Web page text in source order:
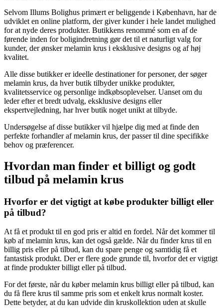
Selvom Illums Bolighus primært er beliggende i København, har de
udviklet en online platform, der giver kunder i hele landet mulighed
for at nyde deres produkter. Butikkens renommé som en af de
førende inden for boligindretning gør det til et naturligt valg for
kunder, der ønsker melamin krus i eksklusive designs og af høj
kvalitet.
Alle disse butikker er ideelle destinationer for personer, der søger
melamin krus, da hver butik tilbyder unikke produkter,
kvalitetsservice og personlige indkøbsoplevelser. Uanset om du
leder efter et bredt udvalg, eksklusive designs eller
ekspertvejledning, har hver butik noget unikt at tilbyde.
Undersøgelse af disse butikker vil hjælpe dig med at finde den
perfekte forhandler af melamin krus, der passer til dine specifikke
behov og præferencer.
Hvordan man finder et billigt og godt
tilbud på melamin krus
Hvorfor er det vigtigt at købe produkter billigt eller
på tilbud?
At få et produkt til en god pris er altid en fordel. Når det kommer til
køb af melamin krus, kan det også gælde. Når du finder krus til en
billig pris eller på tilbud, kan du spare penge og samtidig få et
fantastisk produkt. Der er flere gode grunde til, hvorfor det er vigtigt
at finde produkter billigt eller på tilbud.
For det første, når du køber melamin krus billigt eller på tilbud, kan
du få flere krus til samme pris som et enkelt krus normalt koster.
Dette betyder, at du kan udvide din kruskollektion uden at skulle